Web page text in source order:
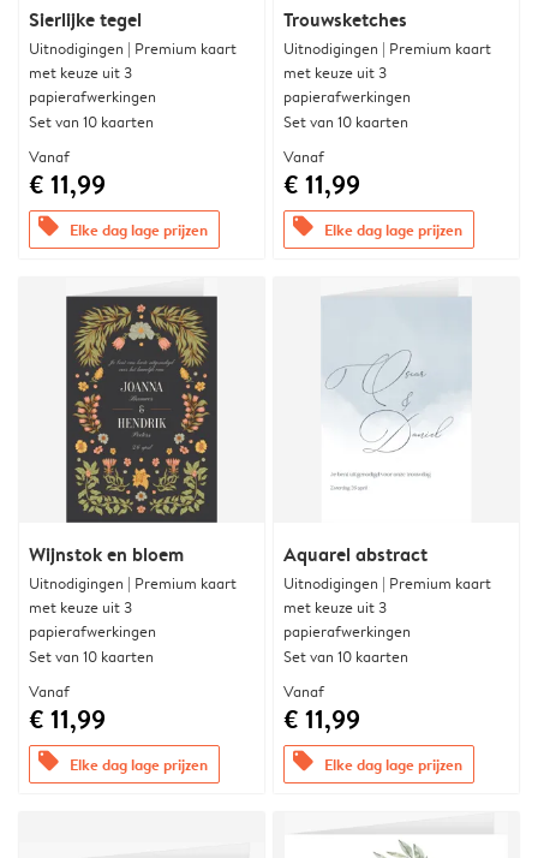
Sierlijke tegel
Uitnodigingen | Premium kaart
met keuze uit 3
papierafwerkingen
Set van 10 kaarten
Vanaf
€ 11,99
offers Elke dag lage prijzen
Trouwsketches
Uitnodigingen | Premium kaart
met keuze uit 3
papierafwerkingen
Set van 10 kaarten
Vanaf
€ 11,99
offers Elke dag lage prijzen
Wijnstok en bloem
Uitnodigingen | Premium kaart
met keuze uit 3
papierafwerkingen
Set van 10 kaarten
Vanaf
€ 11,99
offers Elke dag lage prijzen
Aquarel abstract
Uitnodigingen | Premium kaart
met keuze uit 3
papierafwerkingen
Set van 10 kaarten
Vanaf
€ 11,99
offers Elke dag lage prijzen